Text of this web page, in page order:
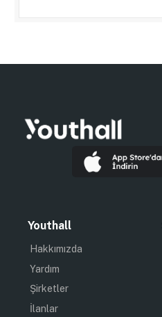
Youthall
Hakkımızda
Yardım
Şirketler
İlanlar